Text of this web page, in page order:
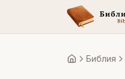
ГлавнаяБиблия